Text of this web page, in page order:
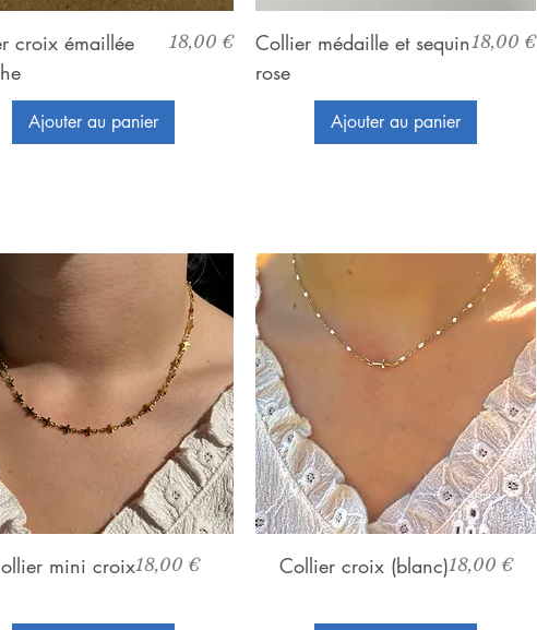
Aperçu rapide
croix émaillée
Prix
18,00 €
Ajouter au panier
Aperçu rapide
Collier médaille et sequin
rose
Prix
18,00 €
Ajouter au panier
Aperçu rapide
mini croixPrix
18,00 € Aperçu rapide
Collier croix (blanc)Prix
18,00 €